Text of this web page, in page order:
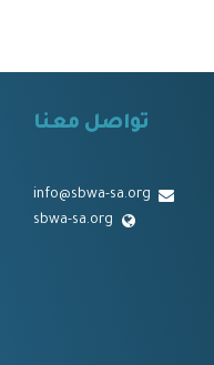
تواصل معنا
info@sbwa-sa.org
sbwa-sa.org